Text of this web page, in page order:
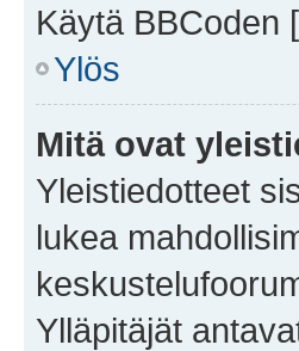
Käytä BBCoden
Ylös
Mitä ovat
Yleistiedotteet
lukea
Ylläpitäjät